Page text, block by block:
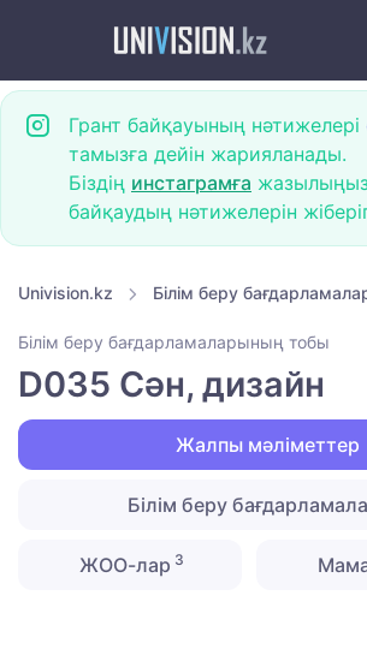
Грант байқауының нәтижелері
тамызға дейін жарияланады.
Біздің инстаграмға
байқаудың нәтижелерін
Univision.kz Білім беру
Білім беру бағдарламаларының тобы
D035 Сән, дизайн
Жалпы мәліметтер
Білім беру
ЖОО-лар 3